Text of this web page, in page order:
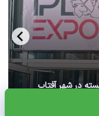
در شهر آفتاب